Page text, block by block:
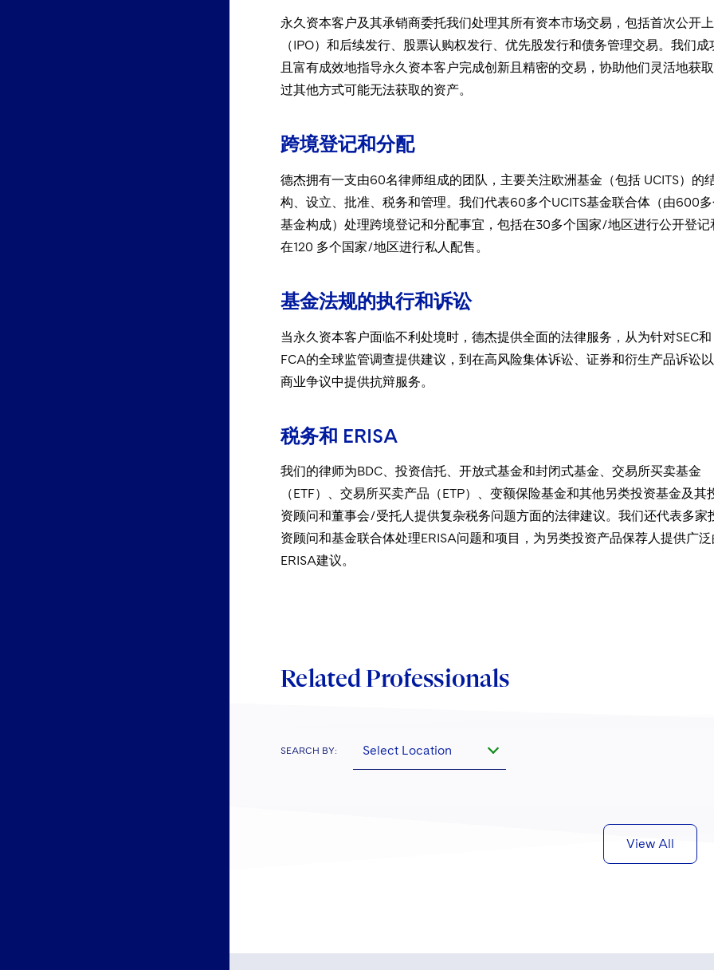
永久资本客户及其承销商委托我们处理其所有资本市场交易，包括首次公开
（IPO）和后续发行、股票认购权发行、优先股发行和债务管理交易。我们成
且富有成效地指导永久资本客户完成创新且精密的交易，协助他们灵活地获
过其他方式可能无法获取的资产。
跨境登记和分配
德杰拥有一支由60名律师组成的团队，主要关注欧洲基金（包括 UCITS）的
构、设立、批准、税务和管理。我们代表60多个UCITS基金联合体（由600
基金构成）处理跨境登记和分配事宜，包括在30多个国家/地区进行公开登记
在120 多个国家/地区进行私人配售。
基金法规的执行和诉讼
当永久资本客户面临不利处境时，德杰提供全面的法律服务，从为针对SEC和
FCA的全球监管调查提供建议，到在高风险集体诉讼、证券和衍生产品诉讼
商业争议中提供抗辩服务。
税务和 ERISA
我们的律师为BDC、投资信托、开放式基金和封闭式基金、交易所买卖基金
（ETF）、交易所买卖产品（ETP）、变额保险基金和其他另类投资基金及其
资顾问和董事会/受托人提供复杂税务问题方面的法律建议。我们还代表多家
资顾问和基金联合体处理ERISA问题和项目，为另类投资产品保荐人提供广泛
ERISA建议。
Related Professionals
SEARCH BY: Select Location
View All